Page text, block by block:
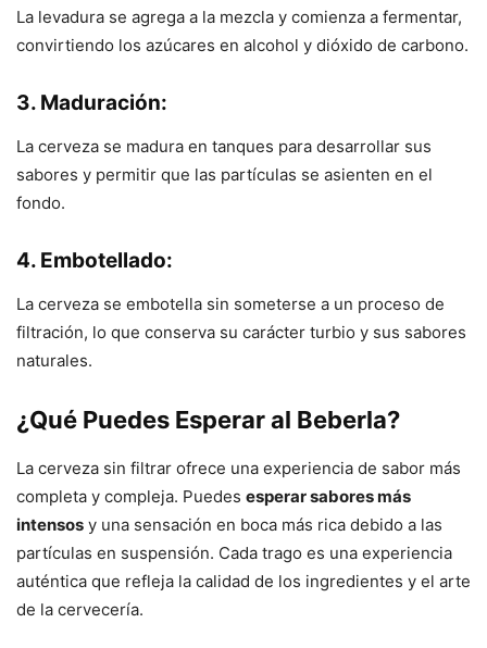
La levadura se agrega a la mezcla y comienza a fermentar,
convirtiendo los azúcares en alcohol y dióxido de carbono.
3. Maduración:
La cerveza se madura en tanques para desarrollar sus
sabores y permitir que las partículas se asienten en el
fondo.
4. Embotellado:
La cerveza se embotella sin someterse a un proceso de
filtración, lo que conserva su carácter turbio y sus sabores
naturales.
¿Qué Puedes Esperar al Beberla?
La cerveza sin filtrar ofrece una experiencia de sabor más
completa y compleja. Puedes esperar sabores más
intensos y una sensación en boca más rica debido a las
partículas en suspensión. Cada trago es una experiencia
auténtica que refleja la calidad de los ingredientes y el arte
de la cervecería.